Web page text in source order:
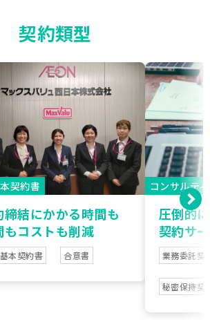
契約類型
契約書
締結にかかる時間も
もコストも削減
本契約書 合意書
コンサルテ
圧倒的
契約サ
業務委託契
秘密保持契